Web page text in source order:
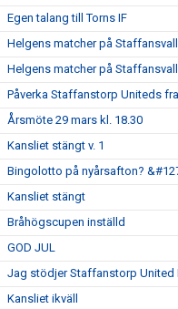
Egen talang till Torns IF
Helgens matcher på
Helgens matcher på
Påverka Staffanstorp Uniteds
Årsmöte 29 mars kl. 18.30
Kansliet stängt v. 1
Bingolotto på nyårsafton?
Kansliet stängt
Bråhögscupen inställd
GOD JUL
Jag stödjer Staffanstorp United
Kansliet ikväll